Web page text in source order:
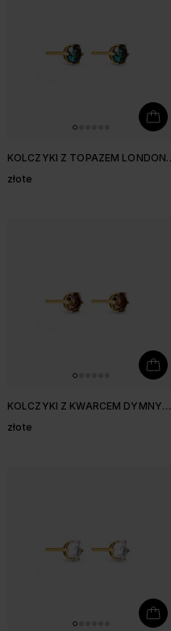
KOLCZYKI Z TOPAZEM LONDON
złote
KOLCZYKI Z KWARCEM DYMNYM
złote